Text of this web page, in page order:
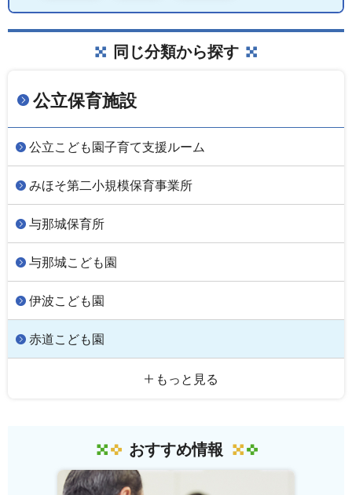
同じ分類から探す
公立保育施設
公立こども園子育て支援ルーム
みほそ第二小規模保育事業所
与那城保育所
与那城こども園
伊波こども園
赤道こども園
もっと見る
おすすめ情報